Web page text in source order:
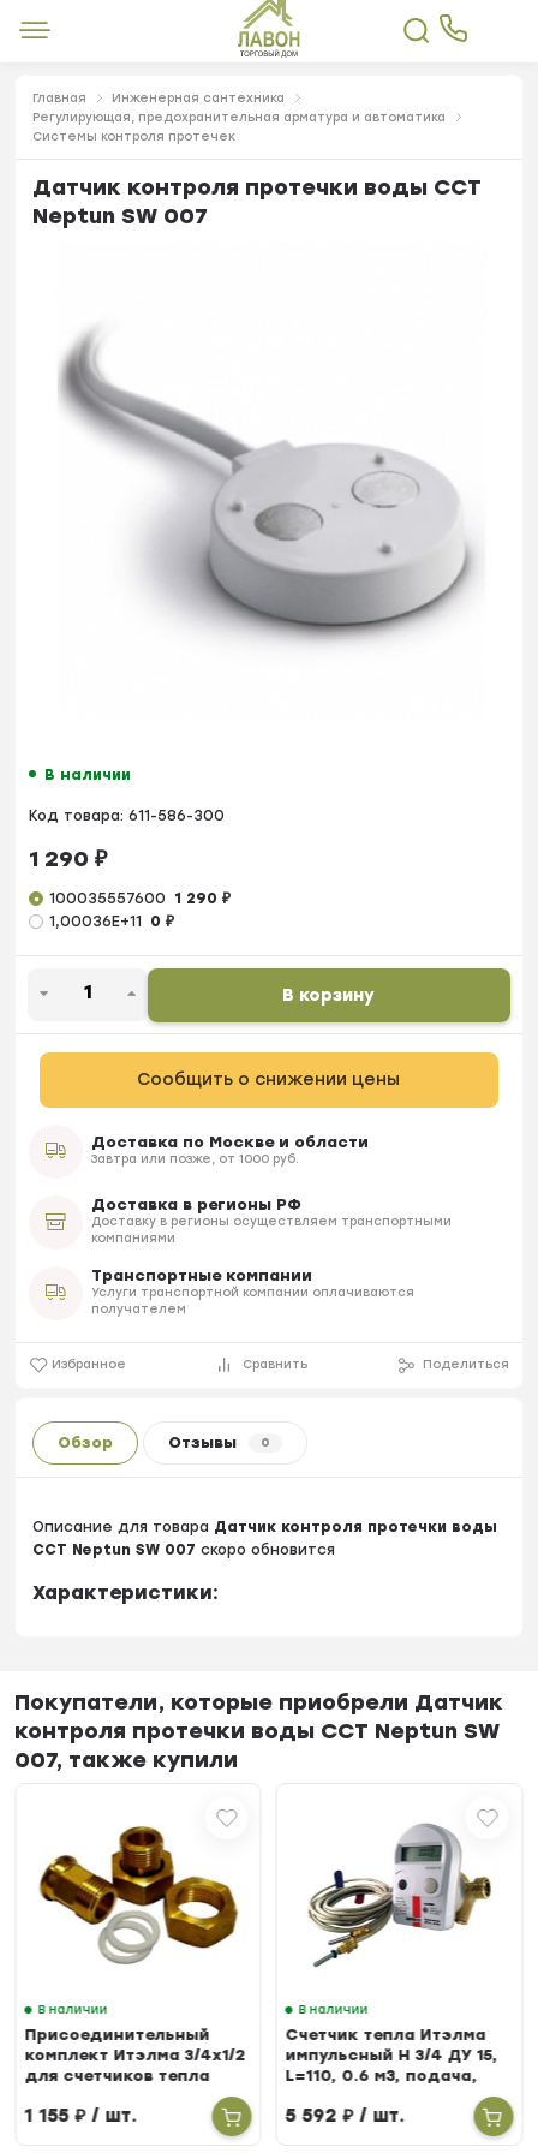
Главная
Инженерная сантехника
Регулирующая, предохранительная арматура и автоматика
Системы контроля протечек
Датчик контроля протечки воды CCT
Neptun SW 007
В наличии
Код товара: 611-586-300
1 290 ₽
100035557600 1 290₽
1,00036E+11
0₽
В корзину
Сообщить о снижении цены
Доставка по Москве и области
Завтра или позже, от 1000 руб.
Доставка в регионы РФ
Доставку в регионы осуществляем транспортными
компаниями
Транспортные компании
Услуги транспортной компании оплачиваются
получателем
Избранное Сравнить Поделиться
Обзор Отзывы 0
Описание для товара Датчик контроля протечки воды
CCT Neptun SW 007 скоро обновится
Характеристики:
Покупатели, которые приобрели Датчик
контроля протечки воды CCT Neptun SW
007, также купили
В наличии
Присоединительный
комплект Итэлма 3/4х1/2
для счетчиков тепла
1 155₽/ шт.
В наличии
Счетчик тепла Итэлма
импульсный Н 3/4 ДУ 15,
L=110, 0.6 м3, подача,
5 592₽/ шт.